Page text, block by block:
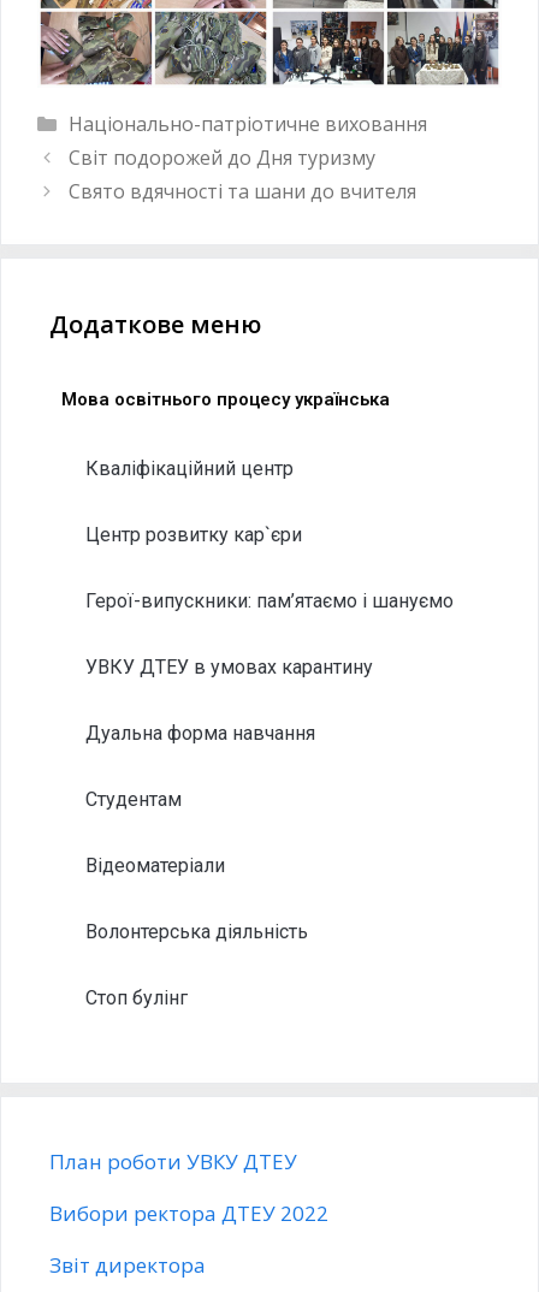
Національно-патріотичне виховання
Світ подорожей до Дня туризму
Свято вдячності та шани до вчителя
Додаткове меню
Мова освітнього процесу українська
Кваліфікаційний центр
Центр розвитку кар`єри
Герої-випускники: пам’ятаємо і шануємо
УВКУ ДТЕУ в умовах карантину
Дуальна форма навчання
Студентам
Відеоматеріали
Волонтерська діяльність
Стоп булінг
План роботи УВКУ ДТЕУ
Вибори ректора ДТЕУ 2022
Звіт директора